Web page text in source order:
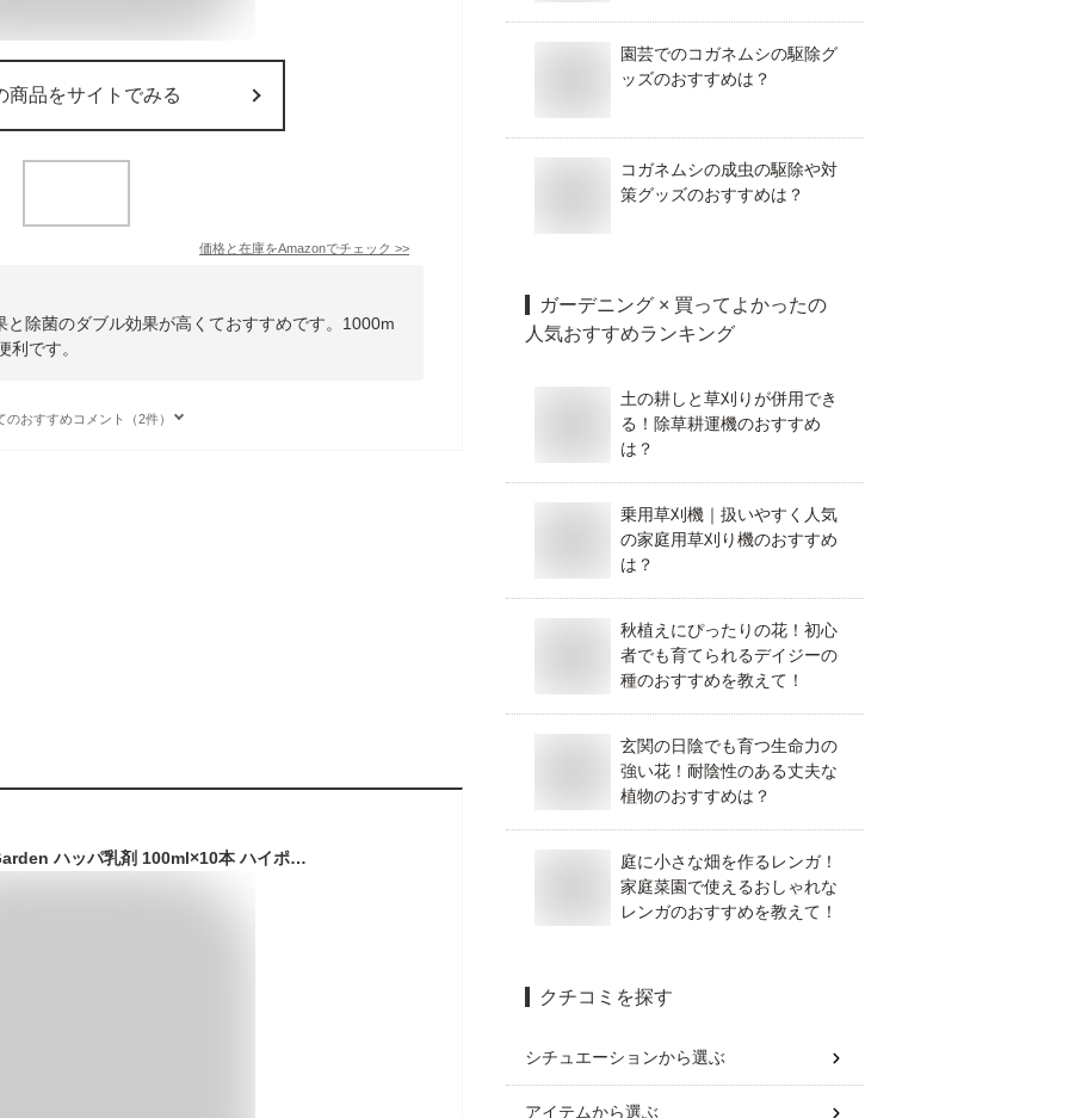
商品をサイトでみる
価格と在庫をAmazonでチェック >>
除菌のダブル効果が高くておすすめです。1000m
利です。
のおすすめコメント（2件）
殺虫殺菌剤 BrilliantGarden ハッパ乳剤 100ml×10本 ハイポネックス 殺虫剤 農薬 殺虫剤 バラ 殺虫剤 ハダニ 殺虫剤 殺菌剤 農薬 殺菌剤 バラ 殺菌剤
園芸でのコガネムシの駆除グ
ッズのおすすめは？
コガネムシの成虫の駆除や対
策グッズのおすすめは？
ガーデニング × 買ってよかったの
人気おすすめランキング
土の耕しと草刈りが併用でき
る！除草耕運機のおすすめ
は？
乗用草刈機｜扱いやすく人気
の家庭用草刈り機のおすすめ
は？
秋植えにぴったりの花！初心
者でも育てられるデイジーの
種のおすすめを教えて！
玄関の日陰でも育つ生命力の
強い花！耐陰性のある丈夫な
植物のおすすめは？
庭に小さな畑を作るレンガ！
家庭菜園で使えるおしゃれな
レンガのおすすめを教えて！
クチコミを探す
シチュエーションから選ぶ
アイテムから選ぶ